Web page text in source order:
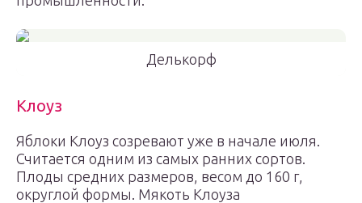
Делькорф
Клоуз
Яблоки Клоуз созревают уже в начале июля.
Считается одним из самых ранних сортов.
Плоды средних размеров, весом до 160 г,
округлой формы. Мякоть Клоуза